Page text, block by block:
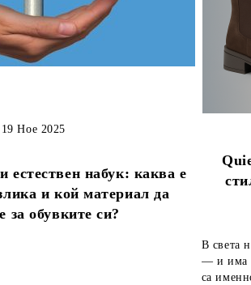
естествен набук: каква е
и кой материал да
за обувките си?
19 Ное 2025
В света
— и има
са